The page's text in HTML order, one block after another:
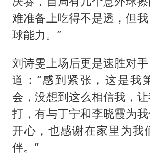
乐享全民健身
难准备上吃得不是透，但
球能力。”
刘诗雯上场后更是速胜对
道：“感到紧张，这是我
会，没想到这么相信我，
打，有与丁宁和李晓霞为
开心，也感谢在家里为我
伴。”